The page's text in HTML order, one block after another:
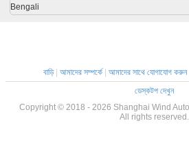
Bengali
বাড়ি| আমাদের সম্পর্কে আমাদের সাথে যোগাযোগ করুন|
ডেস্কটপ দেখুন
Copyright © 2018 - 2026 Shanghai Wind
All rights reserved.